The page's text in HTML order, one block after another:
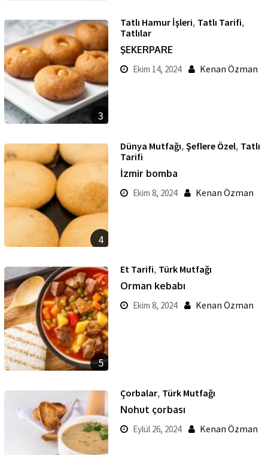
3
Tatlı Hamur İşleri, Tatlı Tarifi,
Tatlılar
ŞEKERPARE
Ekim 14, 2024 Kenan Özman
4
Dünya Mutfağı, Şeflere Özel, Tatlı
Tarifi
İzmir bomba
Ekim 8, 2024 Kenan Özman
5
Et Tarifi, Türk Mutfağı
Orman kebabı
Ekim 8, 2024 Kenan Özman
Çorbalar, Türk Mutfağı
Nohut çorbası
Eylül 26, 2024 Kenan Özman